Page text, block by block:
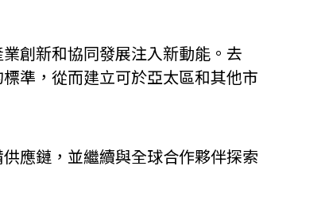
創新和協同發展注入新動能。去
準，從而建立可於亞太區和其他市
應鏈，並繼續與全球合作夥伴探索